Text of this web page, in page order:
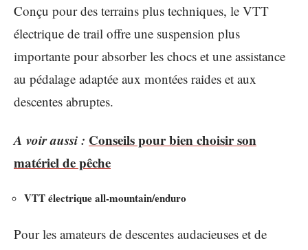
Conçu pour des terrains plus techniques, le VTT
électrique de trail offre une suspension plus
importante pour absorber les chocs et une assistance
au pédalage adaptée aux montées raides et aux
descentes abruptes.
A voir aussi : Conseils pour bien choisir son
matériel de pêche
VTT électrique all-mountain/enduro
Pour les amateurs de descentes audacieuses et de